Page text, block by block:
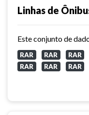
Linhas de
RAR RAR RAR
RAR
RAR RAR